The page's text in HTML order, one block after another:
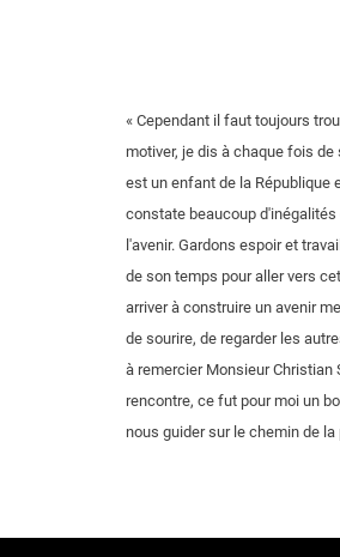
« Cependant il faut toujours
motiver, je dis à chaque fois de
est un enfant de la République
constate beaucoup
l'avenir. Gardons espoir et
de son temps pour aller vers
arriver à construire un avenir
de sourire, de regarder les
à remercier Monsieur Christian
rencontre, ce fut pour moi un
nous guider sur le chemin de la